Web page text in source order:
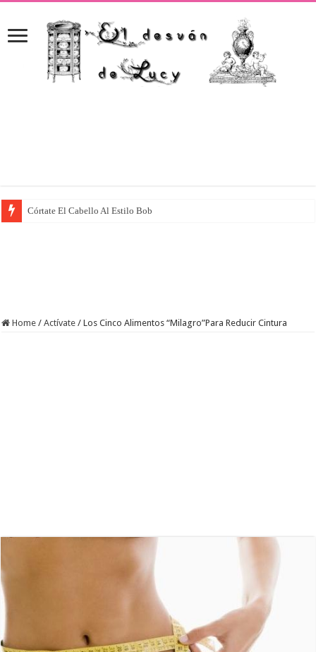
Córtate El Cabello Al Estilo Bob
Home / Actívate / Los Cinco Alimentos “Milagro”Para Reducir Cintura